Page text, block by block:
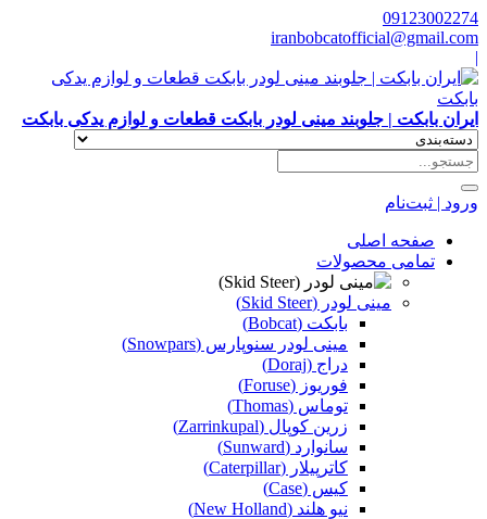
09123002274
iranbobcatofficial@gmail.com
|
ایران بابکت | جلوبند مینی لودر بابکت قطعات و لوازم یدکی بابکت
ورود | ثبت‌نام
صفحه اصلی
تمامی محصولات
مینی لودر (Skid Steer)
بابکت (Bobcat)
مینی لودر سنوپارس (Snowpars)
دراج (Doraj)
فوریوز (Foruse)
توماس (Thomas)
زرین کوپال (Zarrinkupal)
سانوارد (Sunward)
کاترپیلار (Caterpillar)
کیس (Case)
نیو هلند (New Holland)